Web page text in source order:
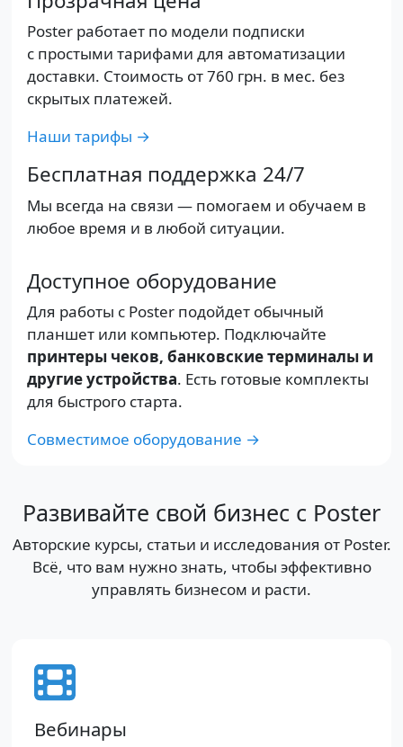
Poster работает по модели подписки
с простыми тарифами для автоматизации
доставки. Стоимость от760 грн. в мес. без
скрытых платежей.
Наши тарифы →
Бесплатная поддержка 24/7
Мы всегда на связи — помогаем и обучаем в
любое время и в любой ситуации.
Доступное оборудование
Для работы с Poster подойдет обычный
планшет или компьютер. Подключайте
принтеры чеков, банковские терминалы и
другие устройства. Есть готовые комплекты
для быстрого старта.
Совместимое оборудование →
Развивайте свой бизнес с Poster
Авторские курсы, статьи и исследования от Poster.
Всё, что вам нужно знать, чтобы эффективно
управлять бизнесом и расти.
Вебинары